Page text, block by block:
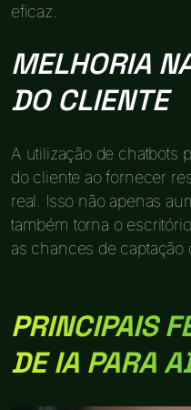
eficaz.
MELHORIA
DO CLIENTE
A utilização de chatbots
do cliente ao fornecer
real. Isso não apenas
também torna o
as chances de captação
PRINCIPAIS
DE IA PARA